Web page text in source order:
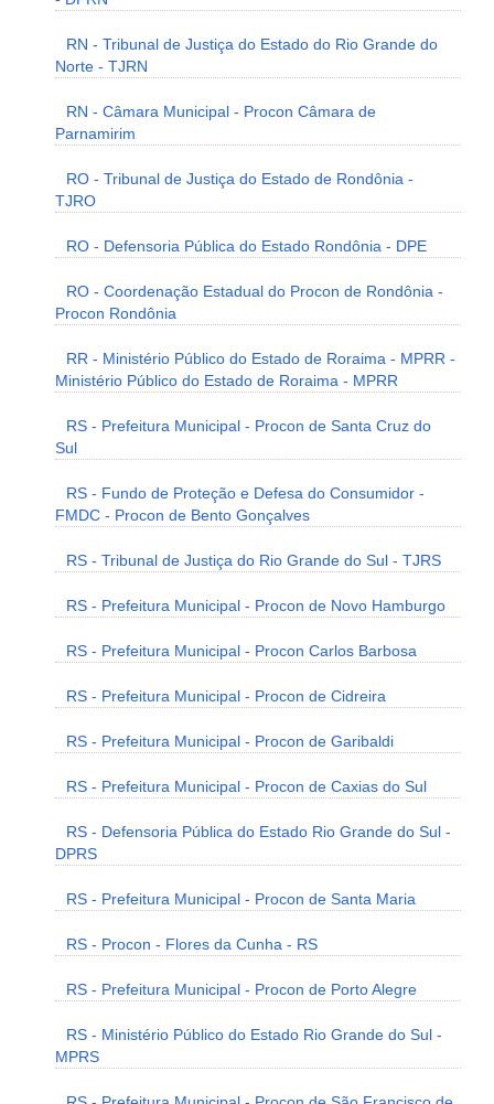
RN - Tribunal de Justiça do Estado do Rio Grande do
Norte - TJRN
RN - Câmara Municipal - Procon Câmara de
Parnamirim
RO - Tribunal de Justiça do Estado de Rondônia -
TJRO
RO - Defensoria Pública do Estado Rondônia - DPE
RO - Coordenação Estadual do Procon de Rondônia -
Procon Rondônia
RR - Ministério Público do Estado de Roraima - MPRR -
Ministério Público do Estado de Roraima - MPRR
RS - Prefeitura Municipal - Procon de Santa Cruz do
Sul
RS - Fundo de Proteção e Defesa do Consumidor -
FMDC - Procon de Bento Gonçalves
RS - Tribunal de Justiça do Rio Grande do Sul - TJRS
RS - Prefeitura Municipal - Procon de Novo Hamburgo
RS - Prefeitura Municipal - Procon Carlos Barbosa
RS - Prefeitura Municipal - Procon de Cidreira
RS - Prefeitura Municipal - Procon de Garibaldi
RS - Prefeitura Municipal - Procon de Caxias do Sul
RS - Defensoria Pública do Estado Rio Grande do Sul -
DPRS
RS - Prefeitura Municipal - Procon de Santa Maria
RS - Procon - Flores da Cunha - RS
RS - Prefeitura Municipal - Procon de Porto Alegre
RS - Ministério Público do Estado Rio Grande do Sul -
MPRS